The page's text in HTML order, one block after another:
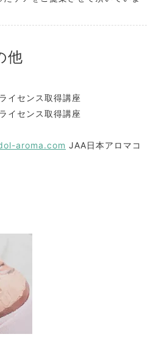
他
イセンス取得講座
イセンス取得講座
aroma.com JAA日本アロマコ